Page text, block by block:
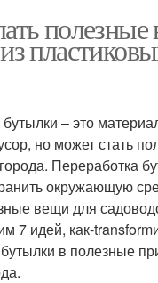
– это
но может стать
Переработка
окружающую
вещи для
7 идей, как-
в полезные